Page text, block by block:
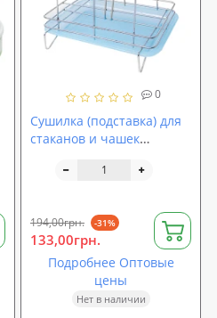
0
Сушилка (подставка) для
стаканов и чашек
поддоном Сердечки
194,00грн. -31%
133,00грн.
Подробнее Оптовые
цены
Нет в наличии